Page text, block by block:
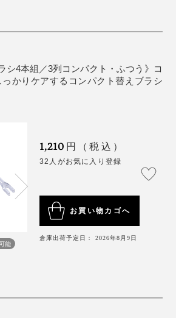
シ4本組／3列コンパクト・ふつう》コ
かりケアするコンパクト替えブラシ
能
1,210 円（税込）
32人がお気に入り登録
お買い物カゴへ
倉庫出荷予定日： 2026年8月9日